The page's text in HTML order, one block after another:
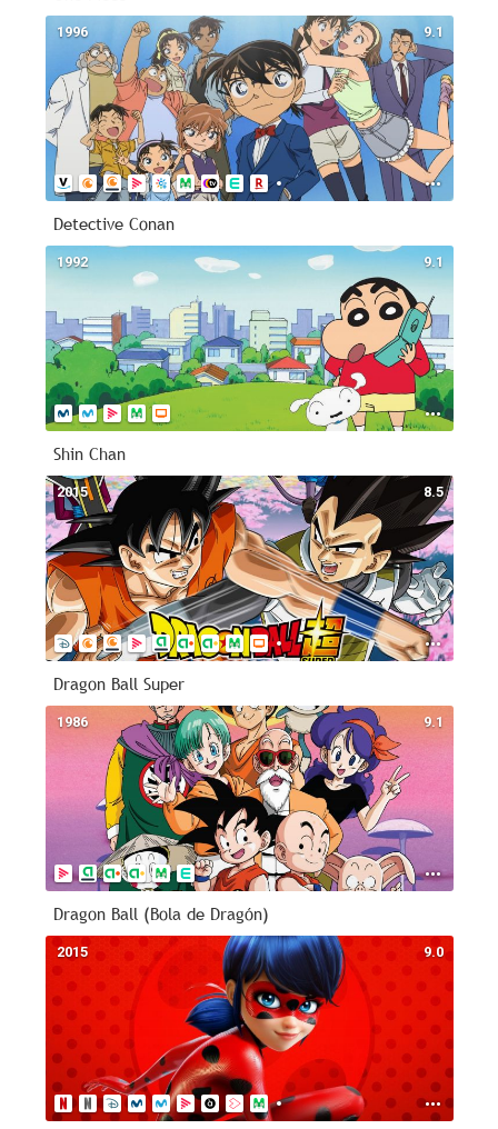
9.1
1996
Detective Conan
9.1
1992
Shin Chan
8.5
2015
Dragon Ball Super
9.1
1986
Dragon Ball (Bola de Dragón)
9.0
2015